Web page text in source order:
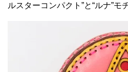
ルスターコンパクト”と“ルナ”モ